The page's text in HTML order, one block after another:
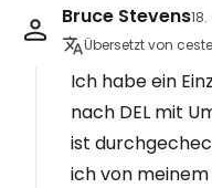
Bruce Stevens
Übersetzt von
Ich habe ein
nach DEL mit
ist
ich von